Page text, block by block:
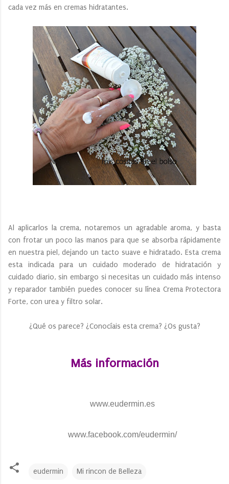
cada vez más en cremas hidratantes.
Al aplicarlos la crema, notaremos un agradable aroma, y basta
con frotar un poco las manos para que se absorba rápidamente
en nuestra piel, dejando un tacto suave e hidratado. Esta crema
esta indicada para un cuidado moderado de hidratación y
cuidado diario, sin embargo si necesitas un cuidado más intenso
y reparador también puedes conocer su línea Crema Protectora
Forte, con urea y filtro solar.
¿Qué os parece? ¿Conocíais esta crema? ¿Os gusta?
Más información
www.eudermin.es
www.facebook.com/eudermin/
eudermin Mi rincon de Belleza